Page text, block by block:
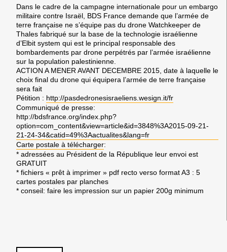
Dans le cadre de la campagne internationale pour un embargo
militaire contre Israël, BDS France demande que l’armée de
terre française ne s’équipe pas du drone Watchkeeper de
Thales fabriqué sur la base de la technologie israélienne
d’Elbit system qui est le principal responsable des
bombardements par drone perpétrés par l’armée israélienne
sur la population palestinienne.
ACTION A MENER AVANT DECEMBRE 2015, date à laquelle le
choix final du drone qui équipera l’armée de terre française
sera fait
Pétition : http://pasdedronesisraeliens.wesign.it/fr
Communiqué de presse:
http://bdsfrance.org/index.php?
option=com_content&view=article&id=3848%3A2015-09-21-
21-24-34&catid=49%3Aactualites&lang=fr
Carte postale à télécharger:
* adressées au Président de la République leur envoi est
GRATUIT
* fichiers « prêt à imprimer » pdf recto verso format A3 : 5
cartes postales par planches
* conseil: faire les impression sur un papier 200g minimum